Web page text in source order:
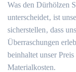
Was den Dürhölzen
unterscheidet‚ ist
sicherstellen‚ dass
Überraschungen
beinhaltet unser
Materialkosten.